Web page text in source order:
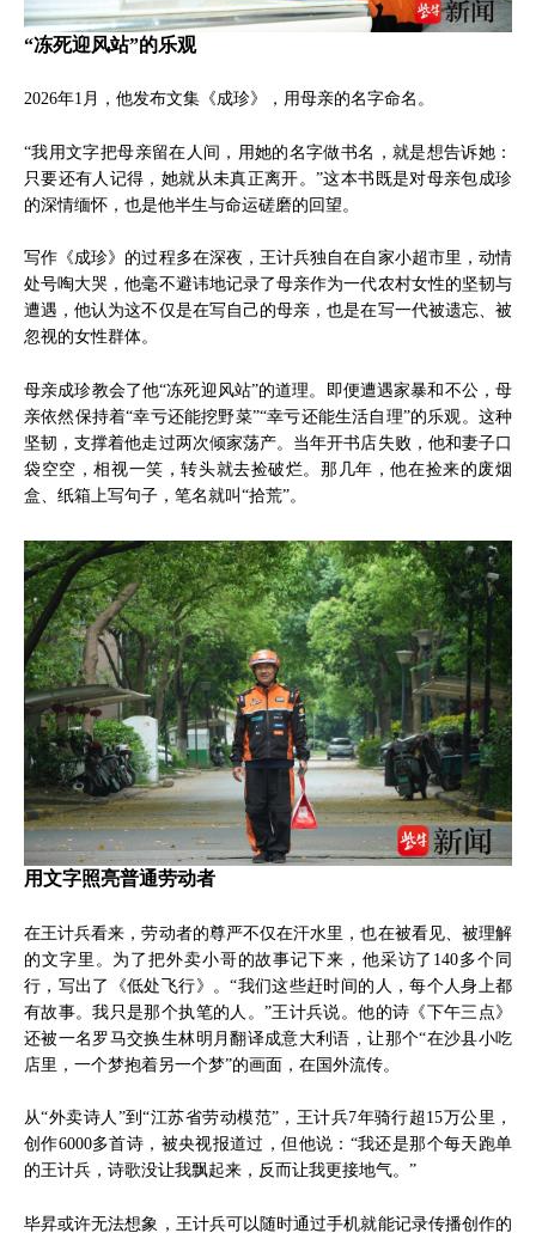
“冻死迎风站”的乐观
2026年1月，他发布文集《成珍》，用母亲的名字命名。
“我用文字把母亲留在人间，用她的名字做书名，就是想告诉她：
只要还有人记得，她就从未真正离开。”这本书既是对母亲包成珍
的深情缅怀，也是他半生与命运磋磨的回望。
写作《成珍》的过程多在深夜，王计兵独自在自家小超市里，动情
处号啕大哭，他毫不避讳地记录了母亲作为一代农村女性的坚韧与
遭遇，他认为这不仅是在写自己的母亲，也是在写一代被遗忘、被
忽视的女性群体。
母亲成珍教会了他“冻死迎风站”的道理。即便遭遇家暴和不公，母
亲依然保持着“幸亏还能挖野菜”“幸亏还能生活自理”的乐观。这种
坚韧，支撑着他走过两次倾家荡产。当年开书店失败，他和妻子口
袋空空，相视一笑，转头就去捡破烂。那几年，他在捡来的废烟
盒、纸箱上写句子，笔名就叫“拾荒”。
用文字照亮普通劳动者
在王计兵看来，劳动者的尊严不仅在汗水里，也在被看见、被理解
的文字里。为了把外卖小哥的故事记下来，他采访了140多个同
行，写出了《低处飞行》。“我们这些赶时间的人，每个人身上都
有故事。我只是那个执笔的人。”王计兵说。他的诗《下午三点》
还被一名罗马交换生林明月翻译成意大利语，让那个“在沙县小吃
店里，一个梦抱着另一个梦”的画面，在国外流传。
从“外卖诗人”到“江苏省劳动模范”，王计兵7年骑行超15万公里，
创作6000多首诗，被央视报道过，但他说：“我还是那个每天跑单
的王计兵，诗歌没让我飘起来，反而让我更接地气。”
毕昇或许无法想象，王计兵可以随时通过手机就能记录传播创作的